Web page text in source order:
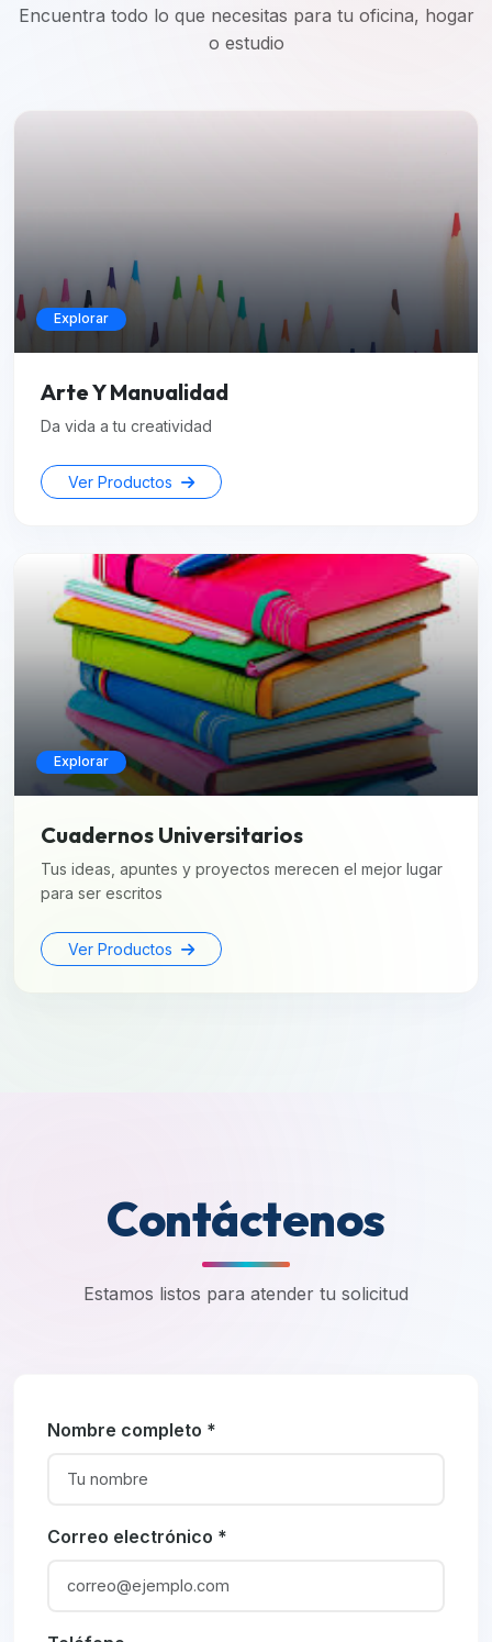
Encuentra todo lo que necesitas para tu oficina, hogar
o estudio
Explorar
Arte Y Manualidad
Da vida a tu creatividad
Ver Productos
Explorar
Cuadernos Universitarios
Tus ideas, apuntes y proyectos merecen el mejor lugar
para ser escritos
Ver Productos
Contáctenos
Estamos listos para atender tu solicitud
Nombre completo *
Correo electrónico *